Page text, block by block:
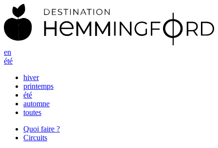
en
été
hiver
printemps
été
automne
toutes
Quoi faire ?
Circuits